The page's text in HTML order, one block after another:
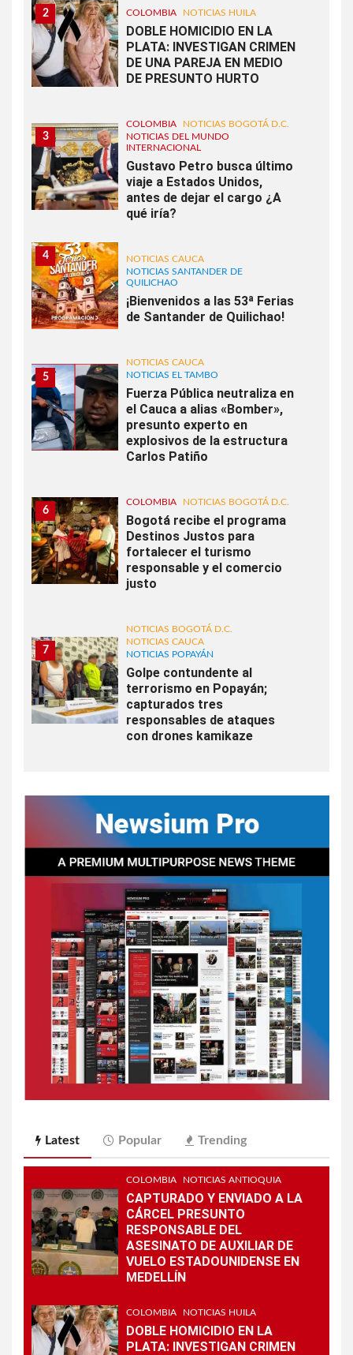
2 COLOMBIA NOTICIAS HUILA
DOBLE HOMICIDIO EN LA
PLATA: INVESTIGAN CRIMEN
DE UNA PAREJA EN MEDIO
DE PRESUNTO HURTO
3
COLOMBIA
NOTICIAS BOGOTÁ D.C.
NOTICIAS DEL MUNDO
INTERNACIONAL
Gustavo Petro busca último
viaje a Estados Unidos,
antes de dejar el cargo ¿A
qué iría?
4
NOTICIAS CAUCA
NOTICIAS SANTANDER DE
QUILICHAO
¡Bienvenidos a las 53ª Ferias
de Santander de Quilichao!
5
NOTICIAS CAUCA
NOTICIAS EL TAMBO
Fuerza Pública neutraliza en
el Cauca a alias «Bomber»,
presunto experto en
explosivos de la estructura
Carlos Patiño
6
COLOMBIA NOTICIAS BOGOTÁ D.C.
Bogotá recibe el programa
Destinos Justos para
fortalecer el turismo
responsable y el comercio
justo
7
NOTICIAS BOGOTÁ D.C.
NOTICIAS CAUCA
NOTICIAS POPAYÁN
Golpe contundente al
terrorismo en Popayán;
capturados tres
responsables de ataques
con drones kamikaze
Latest Popular Trending
COLOMBIA NOTICIAS ANTIOQUIA
CAPTURADO Y ENVIADO A LA
CÁRCEL PRESUNTO
RESPONSABLE DEL
ASESINATO DE AUXILIAR DE
VUELO ESTADOUNIDENSE EN
MEDELLÍN
COLOMBIA NOTICIAS HUILA
DOBLE HOMICIDIO EN LA
PLATA: INVESTIGAN CRIMEN